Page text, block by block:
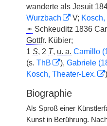
wanderte als Jesuit
Wurzbach
V; Kosch,
⚭ Schkeuditz 1836
Gottfr. Kübier;
1 S, 2 T, u. a. Camillo
(s. ThB ), Gabriele
Kosch, Theater-Lex.
Biographie
Als Sproß einer
Kunst in Berührung.